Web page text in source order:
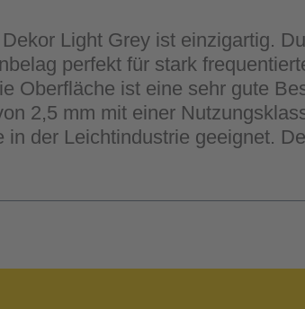
Light Grey ist einzigartig.
perfekt für stark
Oberfläche ist eine sehr gute
2,5 mm mit einer
der Leichtindustrie geeignet.